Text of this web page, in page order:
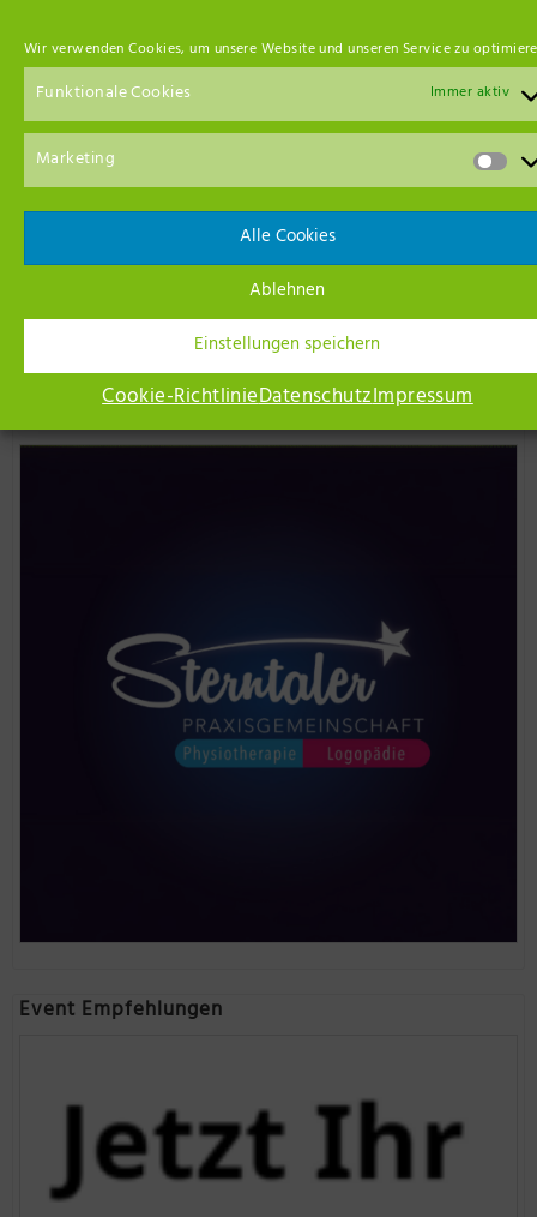
Wir verwenden Cookies, um unsere Website und unseren Service zu
Funktionale Cookies Immer aktiv
Marketing
Alle Cookies
Ablehnen
Einstellungen speichern
Cookie-RichtlinieDatenschutzImpressum
Unsere Netzwerk-Partner
Event Empfehlungen